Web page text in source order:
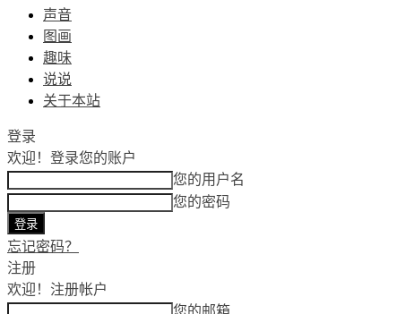
声音
图画
趣味
说说
关于本站
登录
欢迎！ 登录您的账户
您的用户名
您的密码
忘记密码？
注册
欢迎！ 注册帐户
您的邮箱